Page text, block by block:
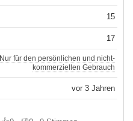
15
17
Nur für den persönlichen und nicht-
kommerziellen Gebrauch
vor 3 Jahren